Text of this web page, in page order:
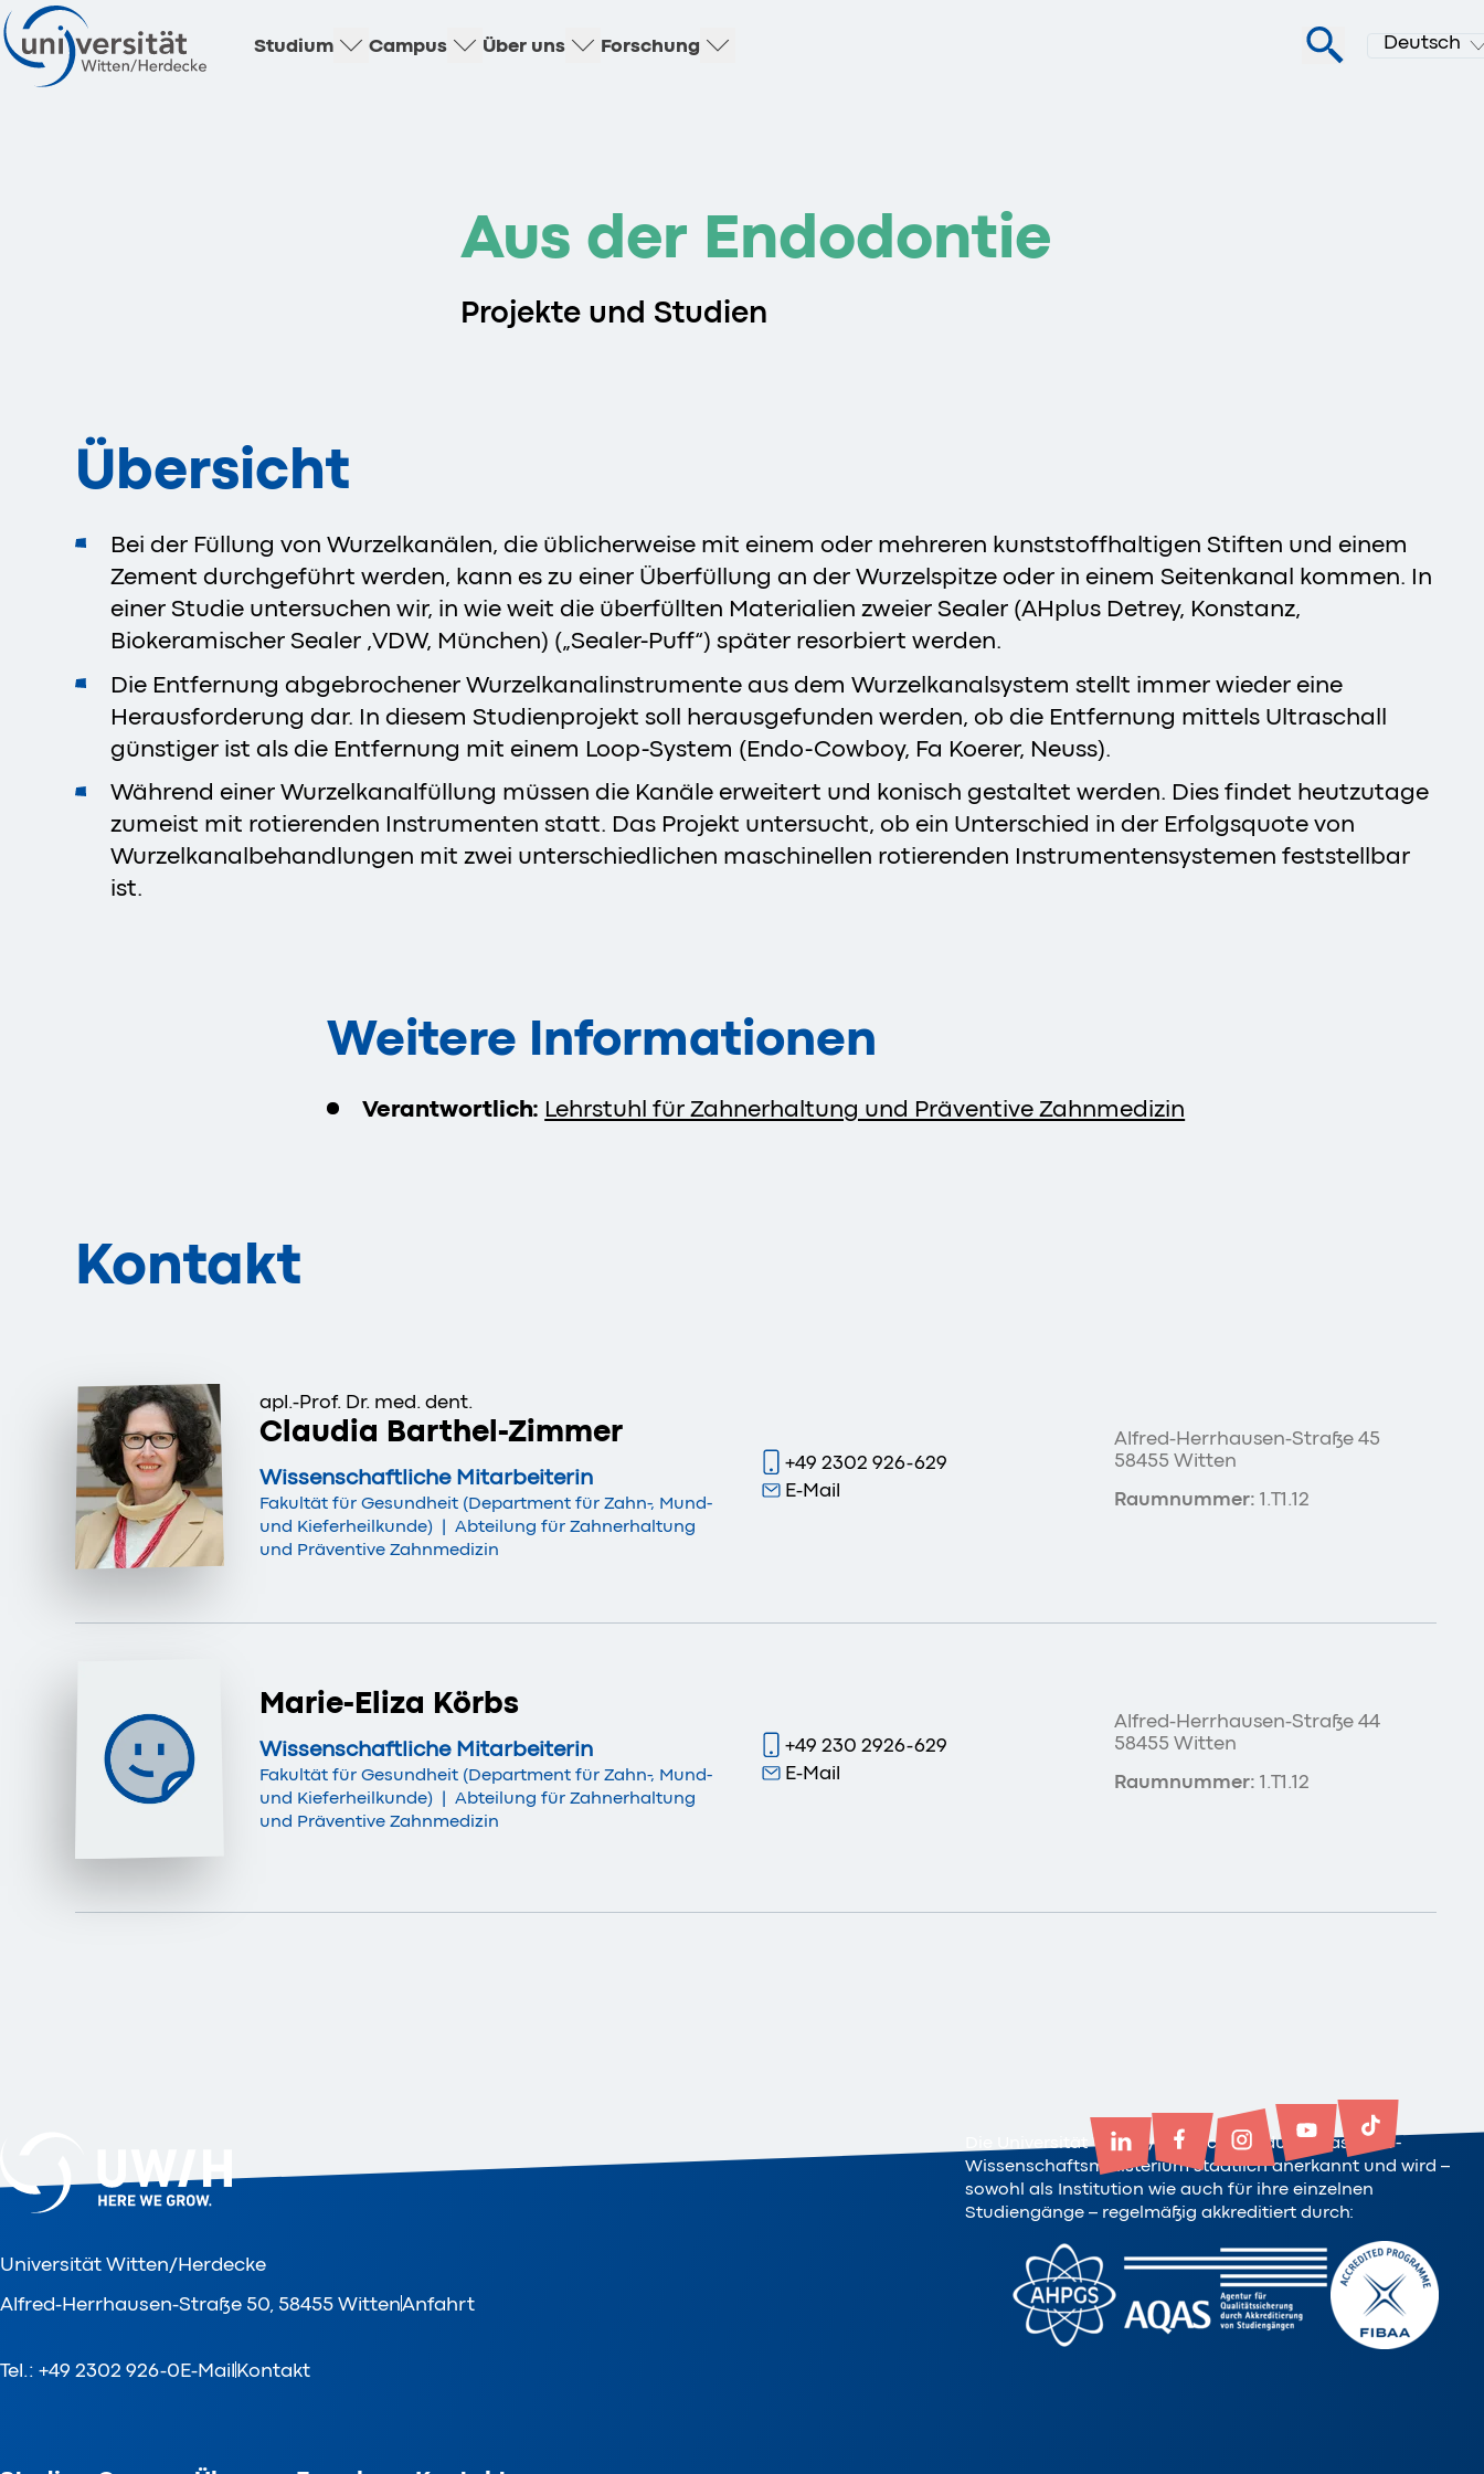
Studium Campus Über uns Forschung Deutsch
Aus der Endodontie
Projekte und Studien
Übersicht
Bei der Füllung von Wurzelkanälen, die üblicherweise mit einem oder mehreren kunststoffhaltigen Stiften und einem
Zement durchgeführt werden, kann es zu einer Überfüllung an der Wurzelspitze oder in einem Seitenkanal kommen. In
einer Studie untersuchen wir, in wie weit die überfüllten Materialien zweier Sealer (AHplus Detrey, Konstanz,
Biokeramischer Sealer ,VDW, München) („Sealer-Puff“) später resorbiert werden.
Die Entfernung abgebrochener Wurzelkanalinstrumente aus dem Wurzelkanalsystem stellt immer wieder eine
Herausforderung dar. In diesem Studienprojekt soll herausgefunden werden, ob die Entfernung mittels Ultraschall
günstiger ist als die Entfernung mit einem Loop-System (Endo-Cowboy, Fa Koerer, Neuss).
Während einer Wurzelkanalfüllung müssen die Kanäle erweitert und konisch gestaltet werden. Dies findet heutzutage
zumeist mit rotierenden Instrumenten statt. Das Projekt untersucht, ob ein Unterschied in der Erfolgsquote von
Wurzelkanalbehandlungen mit zwei unterschiedlichen maschinellen rotierenden Instrumentensystemen feststellbar
ist.
Weitere Informationen
Verantwortlich: Lehrstuhl für Zahnerhaltung und Präventive Zahnmedizin
Kontakt
apl.-Prof. Dr. med. dent.
Claudia Barthel-Zimmer
Wissenschaftliche Mitarbeiterin
Fakultät für Gesundheit (Department für Zahn-, Mund-
und Kieferheilkunde) | Abteilung für Zahnerhaltung
und Präventive Zahnmedizin
+49 2302 926-629
E-Mail
Alfred-Herrhausen-Straße 45
58455 Witten
Raumnummer: 1.T1.12
Marie-Eliza Körbs
Wissenschaftliche Mitarbeiterin
Fakultät für Gesundheit (Department für Zahn-, Mund-
und Kieferheilkunde) | Abteilung für Zahnerhaltung
und Präventive Zahnmedizin
+49 230 2926-629
E-Mail
Alfred-Herrhausen-Straße 44
58455 Witten
Raumnummer: 1.T1.12
Universität Witten/Herdecke
Alfred-Herrhausen-Straße 50, 58455 WittenAnfahrt
Tel.: +49 2302 926-0E-MailKontakt
Die Universität Witten/Herdecke ist durch das NRW-
Wissenschaftsministerium staatlich anerkannt und wird –
sowohl als Institution wie auch für ihre einzelnen
Studiengänge – regelmäßig akkreditiert durch: